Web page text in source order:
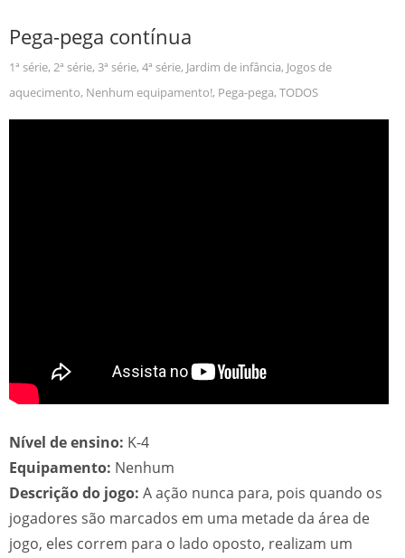
Pega-pega contínua
1ª série, 2ª série, 3ª série, 4ª série, Jardim de infância, Jogos de
aquecimento, Nenhum equipamento!, Pega-pega, TODOS
Nível de ensino: K-4
Equipamento: Nenhum
Descrição do jogo: A ação nunca para, pois quando os
jogadores são marcados em uma metade da área de
jogo, eles correm para o lado oposto, realizam um